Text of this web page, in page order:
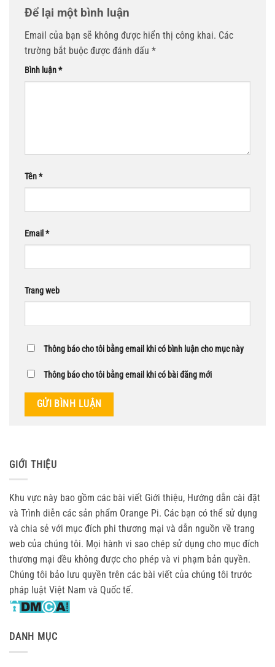
Để lại một bình luận
Email của bạn sẽ không được hiển thị công khai. Các
trường bắt buộc được đánh dấu *
Bình luận*
Tên*
Email *
Trang web
Thông báo cho tôi bằng email khi có bình luận cho mục này
Thông báo cho tôi bằng email khi có bài đăng mới
GIỚI THIỆU
Khu vực này bao gồm các bài viết Giới thiệu, Hướng dẫn cài đặt
và Trình diễn các sản phẩm Orange Pi. Các bạn có thể sử dụng
và chia sẻ với mục đích phi thương mại và dẫn nguồn về trang
web của chúng tôi. Mọi hành vi sao chép sử dụng cho mục đích
thương mại đều không được cho phép và vi phạm bản quyền.
Chúng tôi bảo lưu quyền trên các bài viết của chúng tôi trước
pháp luật Việt Nam và Quốc tế.
DANH MỤC